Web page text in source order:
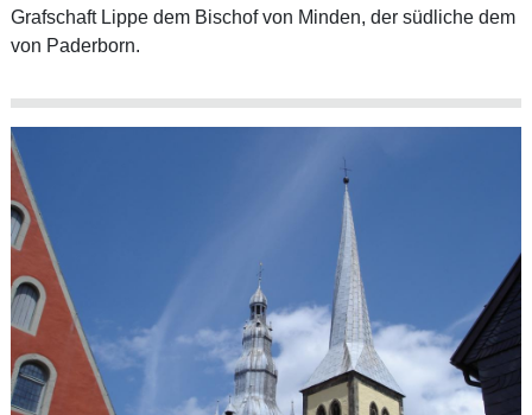
Grafschaft Lippe dem Bischof von Minden, der südliche dem
von Paderborn.